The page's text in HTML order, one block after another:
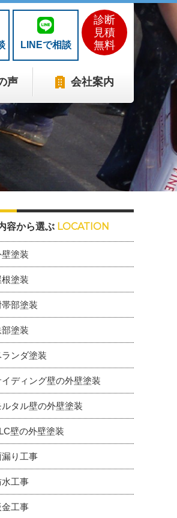
LINEで相談
診断
見積
無料
声 会社案内
容から選ぶ LOCATION
塗装
根塗装
帯部塗装
塗装
ランダ塗装
イディング壁の外壁塗装
ルタル壁の外壁塗装
壁の外壁塗装
漏り工事
水工事
金工事